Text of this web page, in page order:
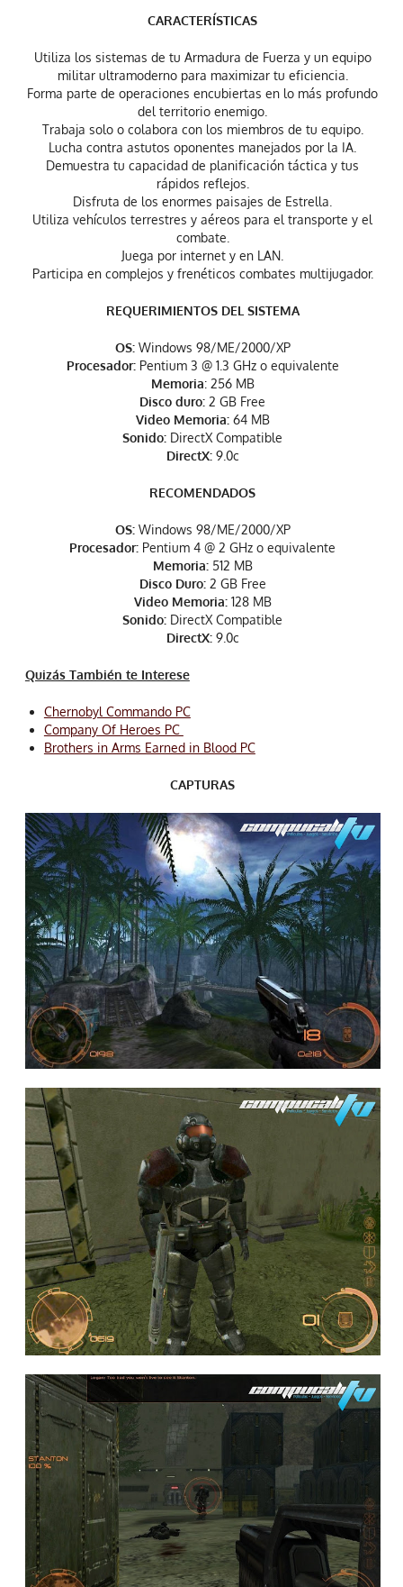
CARACTERÍSTICAS
Utiliza los sistemas de tu Armadura de Fuerza y un equipo
militar ultramoderno para maximizar tu eficiencia.
Forma parte de operaciones encubiertas en lo más profundo
del territorio enemigo.
Trabaja solo o colabora con los miembros de tu equipo.
Lucha contra astutos oponentes manejados por la IA.
Demuestra tu capacidad de planificación táctica y tus
rápidos reflejos.
Disfruta de los enormes paisajes de Estrella.
Utiliza vehículos terrestres y aéreos para el transporte y el
combate.
Juega por internet y en LAN.
Participa en complejos y frenéticos combates multijugador.
REQUERIMIENTOS DEL SISTEMA
OS:Windows 98/ME/2000/XP
Procesador:Pentium 3 @ 1.3 GHz o equivalente
Memoria: 256 MB
Disco duro: 2 GB Free
Video Memoria:64 MB
Sonido: DirectX Compatible
DirectX:9.0c
RECOMENDADOS
OS:Windows 98/ME/2000/XP
Procesador: Pentium 4 @ 2 GHz o equivalente
Memoria:512 MB
Disco Duro:2 GB Free
Video Memoria:128 MB
Sonido: DirectX Compatible
DirectX:9.0c
Quizás También te Interese
Chernobyl Commando PC
Company Of Heroes PC
Brothers in Arms Earned in Blood PC
CAPTURAS